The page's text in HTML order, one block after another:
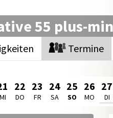
55 plus-
Termine
MI
22
DO
23
FR
24
SA
25
SO
26
MO
27
DI